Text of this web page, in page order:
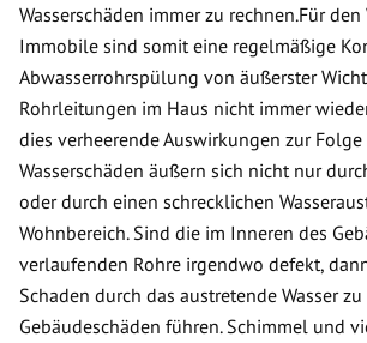
Wasserschäden immer zu rechnen.Für
Immobile sind somit eine regelmäßige
Abwasserrohrspülung von äußerster
Rohrleitungen im Haus nicht immer
dies verheerende Auswirkungen zur Folge
Wasserschäden äußern sich nicht nur
oder durch einen schrecklichen
Wohnbereich. Sind die im Inneren des
verlaufenden Rohre irgendwo defekt,
Schaden durch das austretende Wasser
Gebäudeschäden führen. Schimmel und